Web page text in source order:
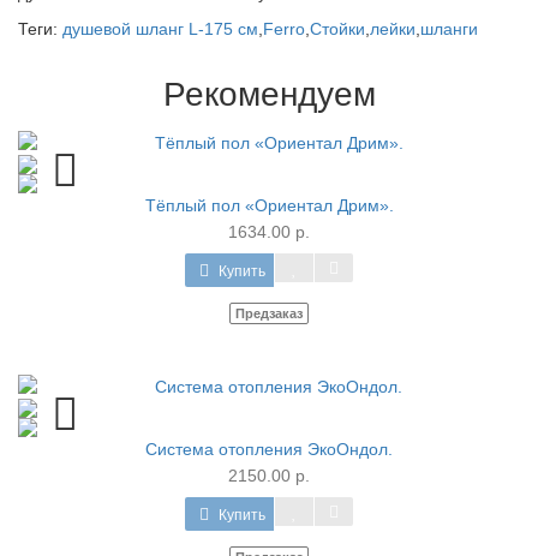
Теги: душевой шланг L-175 cм Ferro Стойки лейки шланги
Рекомендуем
Тёплый пол «Ориентал Дрим».
1634.00 р.
Купить
Предзаказ
Система отопления ЭкоОндол.
2150.00 р.
Купить